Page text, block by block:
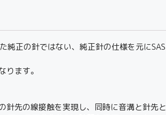
正の針ではない、純正針の仕様を元にSAS
ます。
針先の線接触を実現し、同時に音溝と針先と